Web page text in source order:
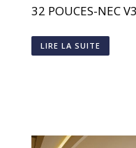
32 POUCES-NEC
LIRE LA SUITE